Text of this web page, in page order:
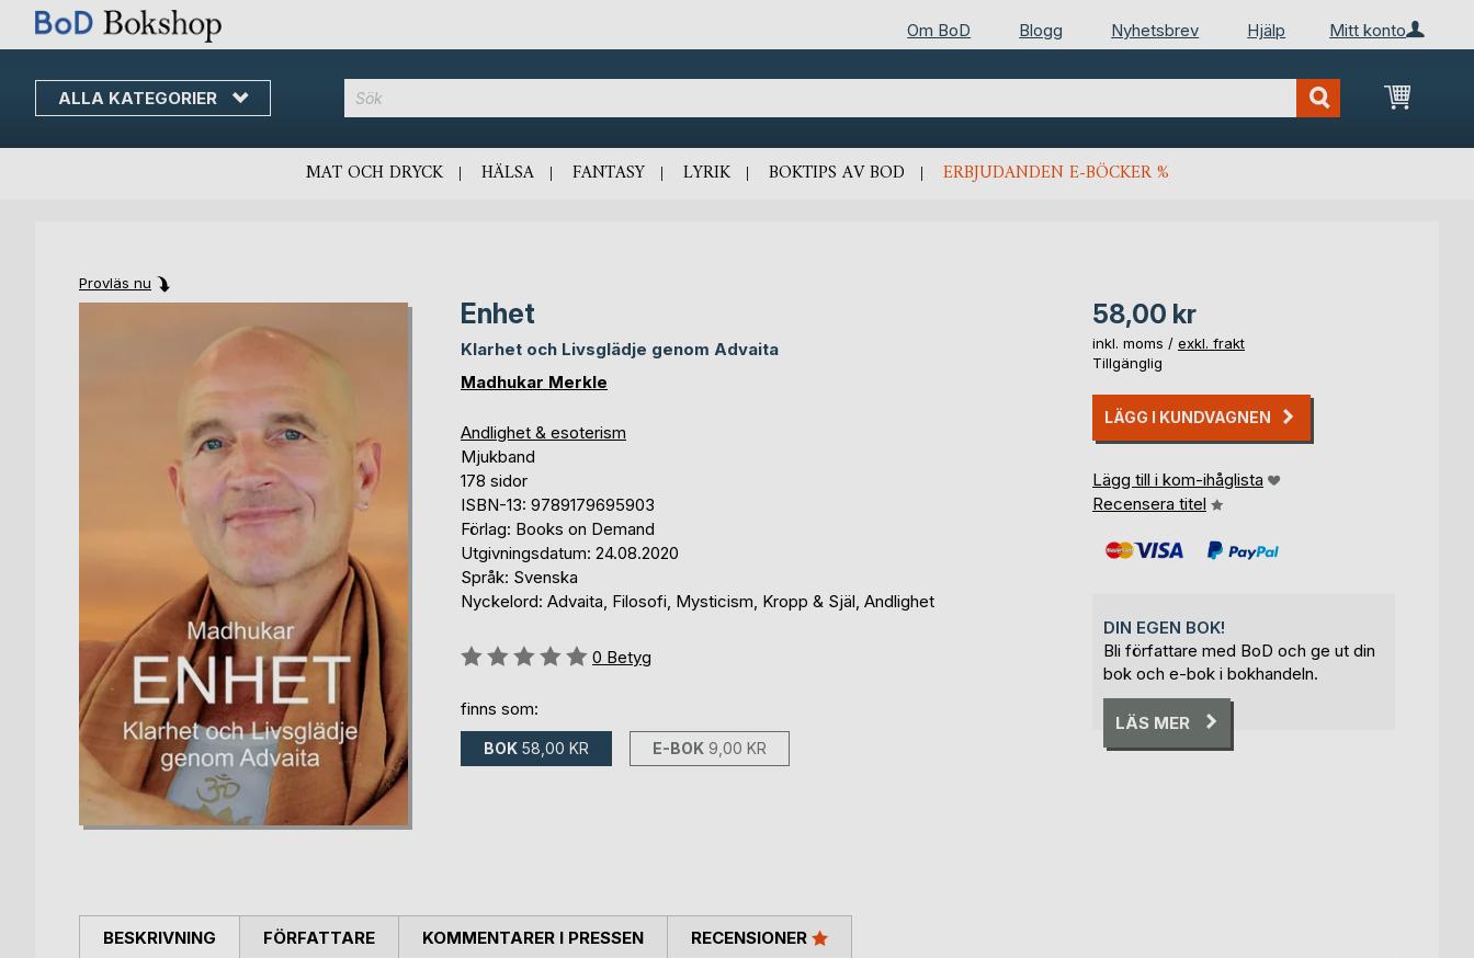
Mitt konto
Om BoD Blogg Nyhetsbrev Hjälp
ALLA KATEGORIER Min
MAT OCH DRYCK HÄLSA FANTASY LYRIK BOKTIPS AV BOD ERBJUDANDEN E-BÖCKER %
Provläs nu
Enhet
Klarhet och Livsglädje genom Advaita
Madhukar Merkle
Andlighet & esoterism
Mjukband
178 sidor
ISBN-13: 9789179695903
Förlag: Books on Demand
Utgivningsdatum: 24.08.2020
Språk: Svenska
Nyckelord: Advaita, Filosofi, Mysticism, Kropp & Själ, Andlighet
Betyg::
0 Betyg
finns som:
BOK 58,00 KR E-BOK 9,00 KR
58,00 kr
inkl. moms / exkl. frakt
Tillgänglig
LÄGG I KUNDVAGNEN
Lägg till i kom-ihåglista
Recensera titel
DIN EGEN BOK!
Bli författare med BoD och ge ut din
bok och e-bok i bokhandeln.
LÄS MER
BESKRIVNING FÖRFATTARE KOMMENTARER I PRESSEN RECENSIONER